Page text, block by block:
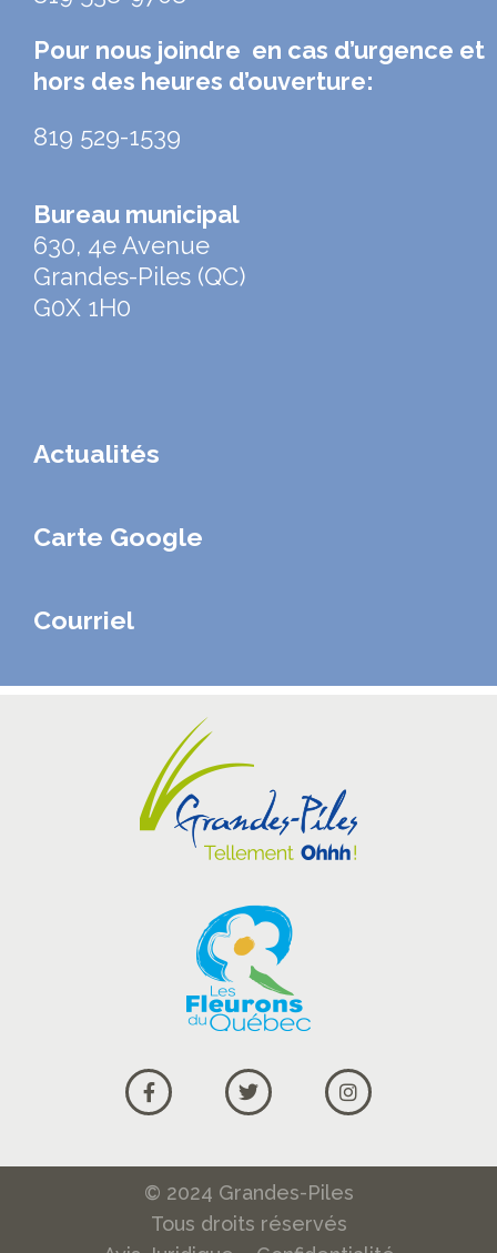
Pour nous joindre en cas d’urgence et
hors des heures d’ouverture:
819 529-1539
Bureau municipal
630, 4e Avenue
Grandes-Piles (QC)
G0X 1H0
Actualités
Carte Google
Courriel
© 2024 Grandes-Piles
Tous droits réservés